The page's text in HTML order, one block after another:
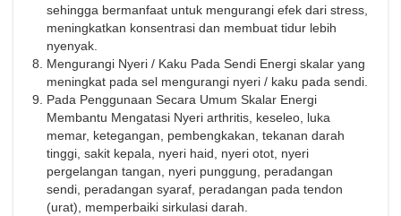
sehingga bermanfaat untuk mengurangi efek dari stress,
meningkatkan konsentrasi dan membuat tidur lebih
nyenyak.
Mengurangi Nyeri / Kaku Pada Sendi Energi skalar yang
meningkat pada sel mengurangi nyeri / kaku pada sendi.
Pada Penggunaan Secara Umum Skalar Energi
Membantu Mengatasi Nyeri arthritis, keseleo, luka
memar, ketegangan, pembengkakan, tekanan darah
tinggi, sakit kepala, nyeri haid, nyeri otot, nyeri
pergelangan tangan, nyeri punggung, peradangan
sendi, peradangan syaraf, peradangan pada tendon
(urat), memperbaiki sirkulasi darah.